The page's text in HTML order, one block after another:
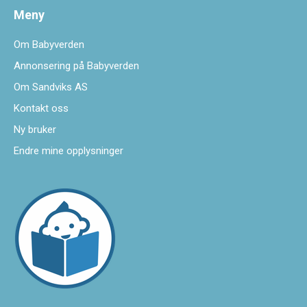
Meny
Om Babyverden
Annonsering på Babyverden
Om Sandviks AS
Kontakt oss
Ny bruker
Endre mine opplysninger